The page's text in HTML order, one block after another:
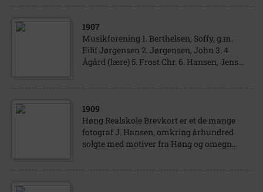
1907
Musikforening 1. Berthelsen, Soffy, g.m.
Eilif Jørgensen 2. Jørgensen, John 3. 4.
Ågård (lære) 5. Frost Chr. 6. Hansen, Jens...
1909
Høng Realskole Brevkort er et de mange
fotograf J. Hansen, omkring århundred
solgte med motiver fra Høng og omegn...